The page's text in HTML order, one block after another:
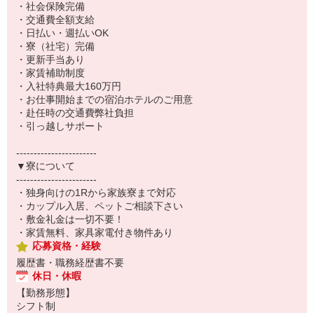
いただいている職場です！
※以外の年代の方も活躍中！
【男女比】
男性7割：女性3割
・社会保険完備
・交通費全額支給
・日払い・週払いOK
・寮（社宅）完備
・更新手当あり
・家賃補助制度
・入社特典最大160万円
・お仕事開始までの宿泊ホテルのご用意
・赴任時の交通費弊社負担
・引っ越しサポート
-----------------------
▼寮について
-----------------------
・独身向けの1Rから家族寮まで対応
・カップル入居、ペットご相談下さい
・敷金礼金は一切不要！
・家賃無料、家具家電付き物件あり
応募資格・経験
履歴書・職務経歴書不要
休日・休暇
【勤務形態】
シフト制